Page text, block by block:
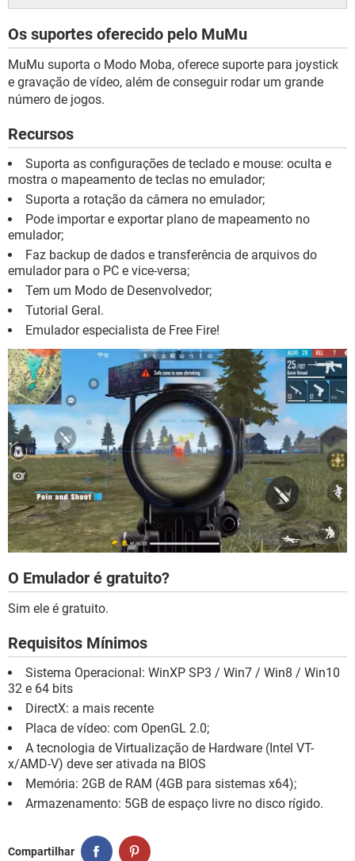
Os suportes oferecido pelo MuMu
MuMu suporta o Modo Moba, oferece suporte para joystick
e gravação de vídeo, além de conseguir rodar um grande
número de jogos.
Recursos
Suporta as configurações de teclado e mouse: oculta e
mostra o mapeamento de teclas no emulador;
Suporta a rotação da câmera no emulador;
Pode importar e exportar plano de mapeamento no
emulador;
Faz backup de dados e transferência de arquivos do
emulador para o PC e vice-versa;
Tem um Modo de Desenvolvedor;
Tutorial Geral.
Emulador especialista de Free Fire!
O Emulador é gratuito?
Sim ele é gratuito.
Requisitos Mínimos
Sistema Operacional: WinXP SP3 / Win7 / Win8 / Win10
32 e 64 bits
DirectX: a mais recente
Placa de vídeo: com OpenGL 2.0;
A tecnologia de Virtualização de Hardware (Intel VT-
x/AMD-V) deve ser ativada na BIOS
Memória: 2GB de RAM (4GB para sistemas x64);
Armazenamento: 5GB de espaço livre no disco rígido.
Compartilhar